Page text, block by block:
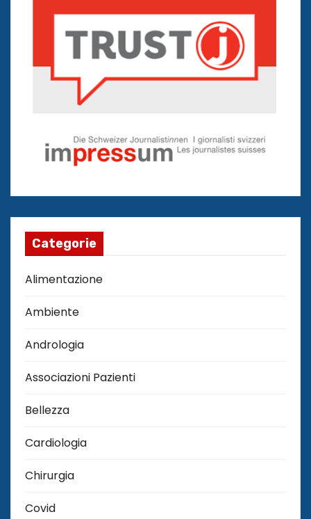
Categorie
Alimentazione
Ambiente
Andrologia
Associazioni Pazienti
Bellezza
Cardiologia
Chirurgia
Covid